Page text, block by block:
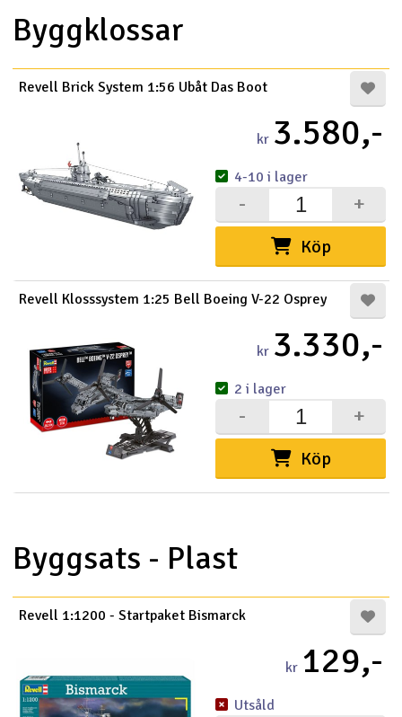
Byggklossar
Revell Brick System 1:56 Ubåt Das Boot
kr 3.580,-
Köp
+
-
4-10 i lager
Revell Klosssystem 1:25 Bell Boeing V-22 Osprey
kr 3.330,-
Köp
+
-
2 i lager
Byggsats - Plast
Revell 1:1200 - Startpaket Bismarck
kr 129,-
Utsåld